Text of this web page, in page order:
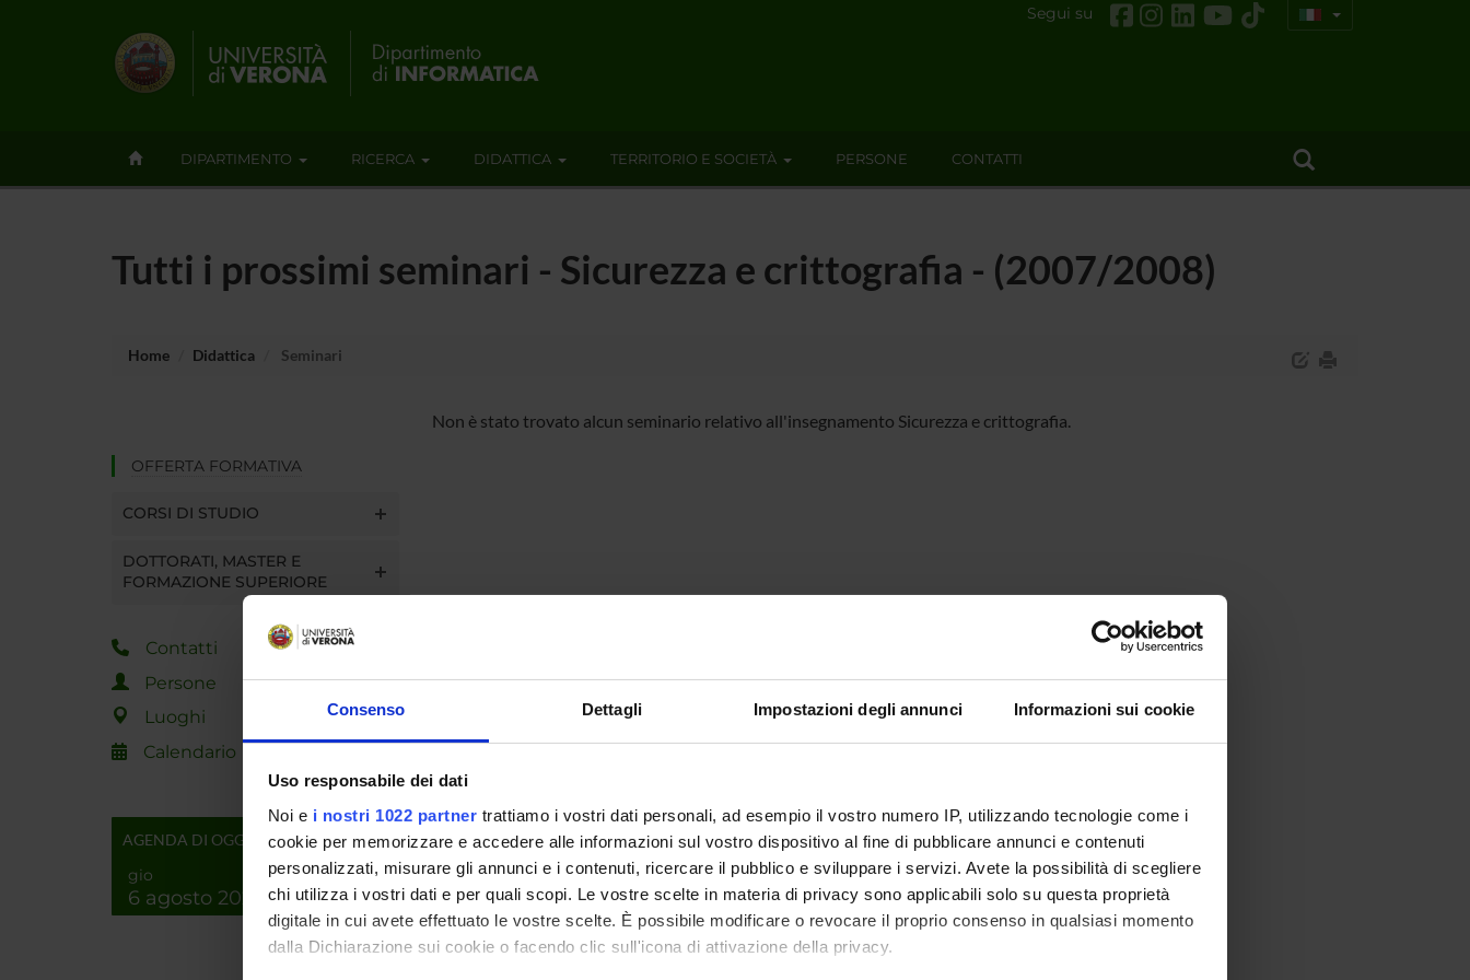
Consenso Dettagli Impostazioni degli annunci Informazioni sui cookie
Uso responsabile dei dati
Noi e i nostri 1022 partner trattiamo i vostri dati personali, ad esempio il vostro numero IP, utilizzando tecnologie come i
cookie per memorizzare e accedere alle informazioni sul vostro dispositivo al fine di pubblicare annunci e contenuti
personalizzati, misurare gli annunci e i contenuti, ricercare il pubblico e sviluppare i servizi. Avete la possibilità di scegliere
chi utilizza i vostri dati e per quali scopi. Le vostre scelte in materia di privacy sono applicabili solo su questa proprietà
digitale in cui avete effettuato le vostre scelte. È possibile modificare o revocare il proprio consenso in qualsiasi momento
dalla Dichiarazione sui cookie o facendo clic sull'icona di attivazione della privacy.
Segui su
DIPARTIMENTO RICERCA DIDATTICA TERRITORIO E SOCIETÀ PERSONE CONTATTI
Tutti i prossimi seminari - Sicurezza e crittografia - (2007/2008)
Home Didattica Seminari
OFFERTA FORMATIVA
CORSI DI STUDIO
DOTTORATI, MASTER E
FORMAZIONE SUPERIORE
Contatti
Persone
Luoghi
Calendario
AGENDA DI OGGI
gio
6 agosto 2026
Non è stato trovato alcun seminario relativo all'insegnamento Sicurezza e crittografia.